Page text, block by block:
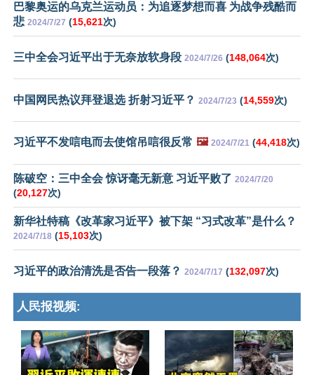
巴黎奥运的乌克兰运动员：为追逐梦想而喜 为战争残酷而
悲 2024/7/27 (15,621次)
三中全会习近平出于无奈放软身段 2024/7/26 (148,064次)
中国网民热议拜登退选 折射习近平？ 2024/7/23 (14,559次)
习近平不发唁电而去使馆吊唁很反常 🖼️ 2024/7/21 (44,418次)
陈破空：三中全会 惊讶毫无新意 习近平败了 2024/7/20
(20,127次)
新华社特稿《改革家习近平》被下架 “习式改革”是什么？
2024/7/18 (15,103次)
习近平的政治清洗是否告一段落？ 2024/7/17 (132,097次)
人民报视频: